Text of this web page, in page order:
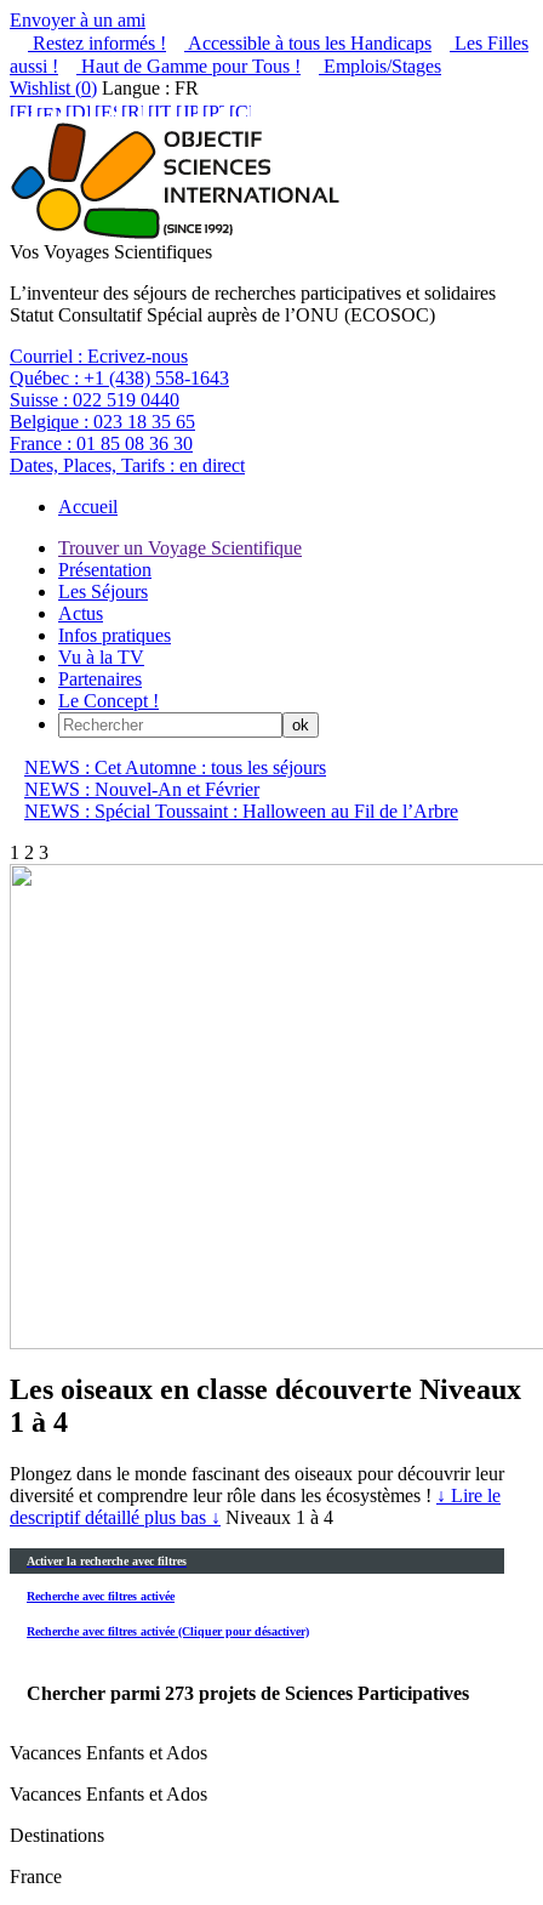
Envoyer à un ami
Restez informés !
Accessible à tous les Handicaps
Les Filles
aussi !
Haut de Gamme pour Tous !
Emplois/Stages
Wishlist (0) Langue : FR
Vos Voyages Scientifiques
L’inventeur des séjours de recherches participatives et solidaires
Statut Consultatif Spécial auprès de l’ONU (ECOSOC)
Courriel : Ecrivez-nous
Québec : +1 (438) 558-1643
Suisse : 022 519 0440
Belgique : 023 18 35 65
France : 01 85 08 36 30
Dates, Places, Tarifs : en direct
Accueil
Trouver un Voyage Scientifique
Présentation
Les Séjours
Actus
Infos pratiques
Vu à la TV
Partenaires
Le Concept !
NEWS : Cet Automne : tous les séjours
NEWS : Nouvel-An et Février
NEWS : Spécial Toussaint : Halloween au Fil de l’Arbre
1 2 3
Les oiseaux en classe découverte Niveaux
1 à 4
Plongez dans le monde fascinant des oiseaux pour découvrir leur
diversité et comprendre leur rôle dans les écosystèmes ! ↓ Lire le
descriptif détaillé plus bas ↓ Niveaux 1 à 4
Activer la recherche avec filtres
Recherche avec filtres activée
Recherche avec filtres activée (Cliquer pour désactiver)
Chercher parmi 273 projets de Sciences Participatives
Vacances Enfants et Ados
Vacances Enfants et Ados
Destinations
France